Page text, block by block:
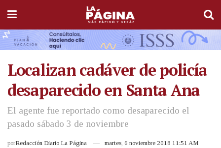
Localizan cadáver de policía
desaparecido en Santa Ana
El agente fue reportado como desaparecido el
pasado sábado 3 de noviembre
porRedacción Diario La Página martes, 6 noviembre 2018 11:51 AM